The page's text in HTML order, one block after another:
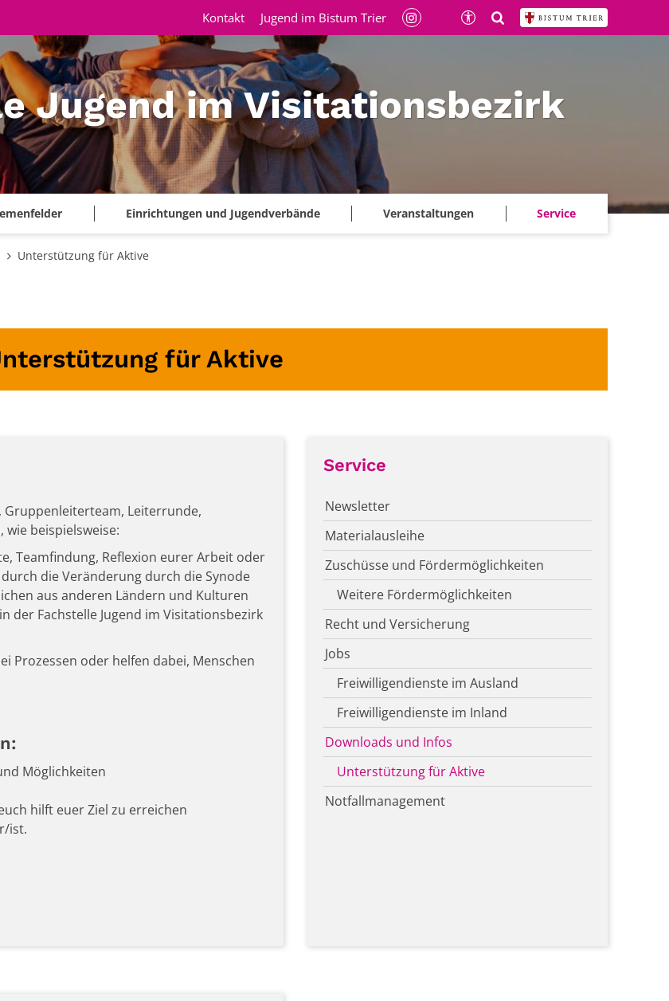
Jugend im Visitationsbezirk
Einrichtungen und Jugendverbände Veranstaltungen Service
Kontakt Jugend im Bistum Trier
Unterstützung für Aktive
für Aktive
Gruppenleiterteam, Leiterrunde,
beispielsweise:
Teamfindung, Reflexion eurer Arbeit oder
die Veränderung durch die Synode
aus anderen Ländern und Kulturen
der Fachstelle Jugend im Visitationsbezirk
Prozessen oder helfen dabei, Menschen
Möglichkeiten
hilft euer Ziel zu erreichen
ist.
Service
Newsletter
Materialausleihe
Zuschüsse und Fördermöglichkeiten
Weitere Fördermöglichkeiten
Recht und Versicherung
Jobs
Freiwilligendienste im Ausland
Freiwilligendienste im Inland
Downloads und Infos
Unterstützung für Aktive
Notfallmanagement